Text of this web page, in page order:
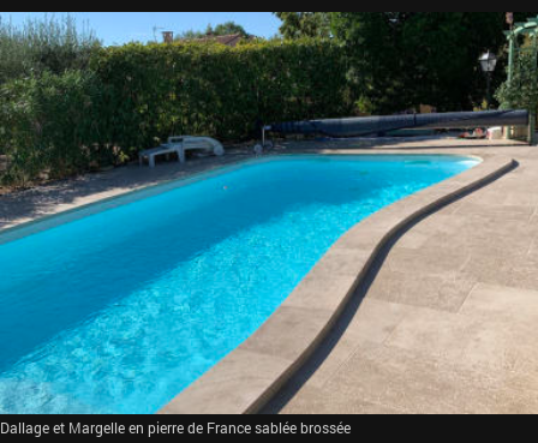
Dallage et Margelle en pierre de France sablée brossée